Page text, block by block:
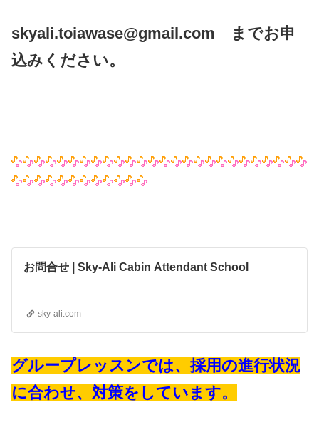
skyali.toiawase@gmail.com までお申
込みください。
お問合せ | Sky-Ali Cabin Attendant School
sky-ali.com
グループレッスンでは、採用の進行状況
に合わせ、対策をしています。